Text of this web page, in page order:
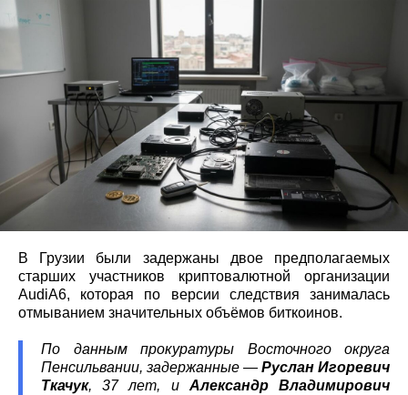
В Грузии были задержаны двое предполагаемых
старших участников криптовалютной организации
AudiA6, которая по версии следствия занималась
отмыванием значительных объёмов биткоинов.
По данным прокуратуры Восточного округа
Пенсильвании, задержанные — Руслан Игоревич
Ткачук, 37 лет, и Александр Владимирович